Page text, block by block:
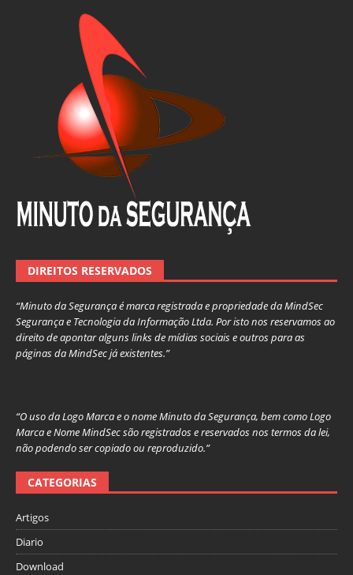
DIREITOS RESERVADOS
“Minuto da Segurança é marca registrada e propriedade da MindSec
Segurança e Tecnologia da Informação Ltda. Por isto nos reservamos ao
direito de apontar alguns links de mídias sociais e outros para as
páginas da MindSec já existentes.”
“O uso da Logo Marca e o nome Minuto da Segurança, bem como Logo
Marca e Nome MindSec são registrados e reservados nos termos da lei,
não podendo ser copiado ou reproduzido.”
CATEGORIAS
Artigos
Diario
Download